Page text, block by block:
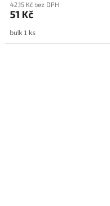
42,15 Kč bez DPH
51 Kč
bulk 1 ks